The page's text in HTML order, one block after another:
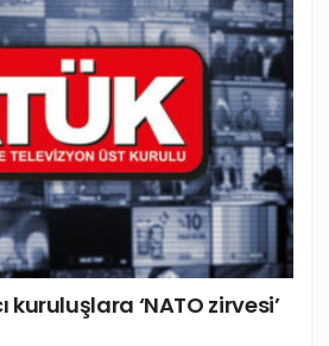
kuruluşlara ‘NATO zirvesi’